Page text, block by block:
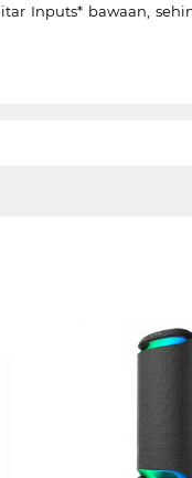
Inputs* bawaan,